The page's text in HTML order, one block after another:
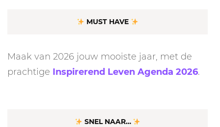
MUST HAVE
Maak van 2026 jouw mooiste jaar, met de
prachtige Inspirerend Leven Agenda 2026.
SNEL NAAR…